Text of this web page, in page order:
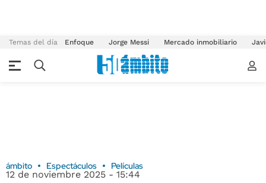
Temas del día Enfoque Jorge Messi Mercado inmobiliario
ámbito Espectáculos Películas
12 de noviembre 2025 - 15:44